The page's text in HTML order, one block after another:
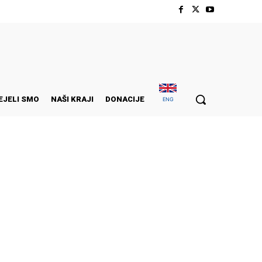
SMO NAŠI KRAJI DONACIJE ENG